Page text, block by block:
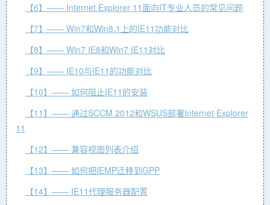
【6】—— Internet Explorer 11面向IT专业人员的常见问题
【7】—— Win7和Win8.1上的IE11功能对比
【8】—— Win7 IE8和Win7 IE11对比
【9】—— IE10与IE11的功能对比
【10】—— 如何阻止IE11的安装
【11】—— 通过SCCM 2012和WSUS部署Internet Explorer
11
【12】—— 兼容视图列表介绍
【13】—— 如何把IEMP迁移到GPP
【14】—— IE11代理服务器配置